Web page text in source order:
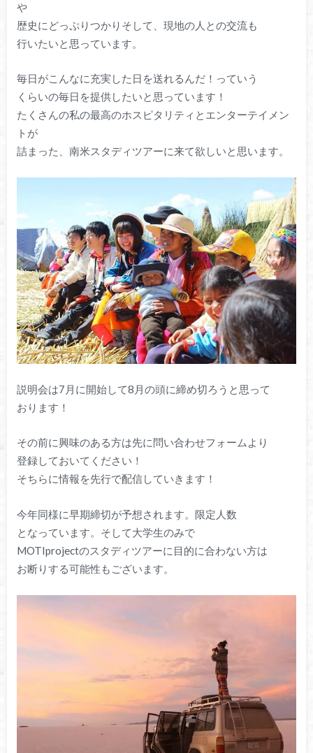
や
歴史にどっぷりつかりそして、現地の人との交流も
行いたいと思っています。
毎日がこんなに充実した日を送れるんだ！っていう
くらいの毎日を提供したいと思っています！
たくさんの私の最高のホスピタリティとエンターテイメン
トが
詰まった、南米スタディツアーに来て欲しいと思います。
説明会は7月に開始して8月の頭に締め切ろうと思って
おります！
その前に興味のある方は先に問い合わせフォームより
登録しておいてください！
そちらに情報を先行で配信していきます！
今年同様に早期締切が予想されます。限定人数
となっています。そして大学生のみで
MOTIprojectのスタディツアーに目的に合わない方は
お断りする可能性もございます。